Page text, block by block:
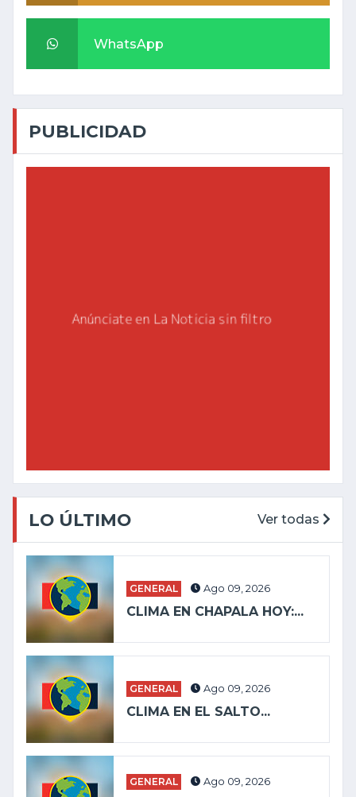
WhatsApp
PUBLICIDAD
LO ÚLTIMO Ver todas
GENERAL Ago 09, 2026
CLIMA EN CHAPALA HOY:...
GENERAL Ago 09, 2026
CLIMA EN EL SALTO...
GENERAL Ago 09, 2026